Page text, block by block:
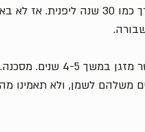
עשר שנות כביש לצרפתיה הן
על הדרך גיליתי שלא
משלהם לשמן, ולא תאמינו